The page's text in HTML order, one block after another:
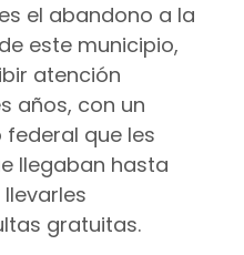
el abandono a la
este municipio,
atención
años, con un
que les
llegaban hasta
gratuitas.